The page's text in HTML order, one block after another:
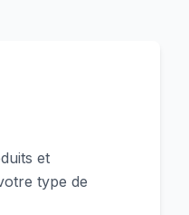
et
type de